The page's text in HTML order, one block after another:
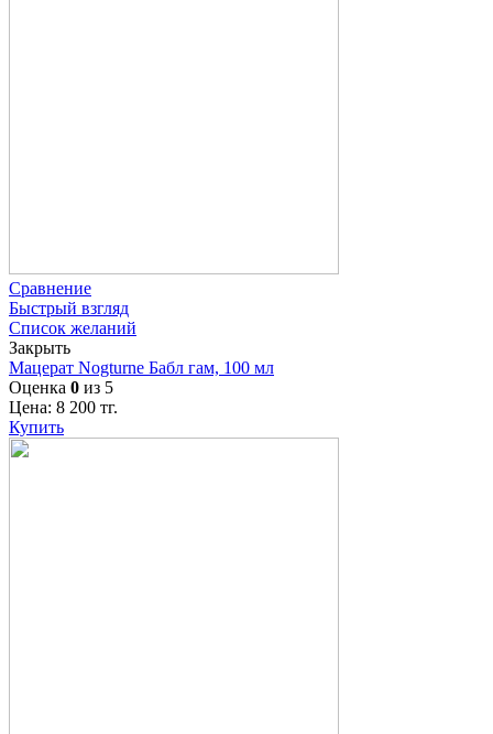
Сравнение
Быстрый взгляд
Список желаний
Закрыть
Мацерат Nogturne Бабл гам, 100 мл
Оценка 0 из 5
Цена: 8 200 тг.
Купить